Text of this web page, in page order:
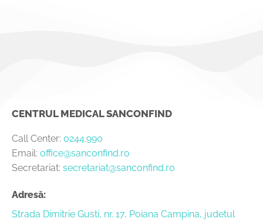
CENTRUL MEDICAL SANCONFIND
Call Center: 0244.990
Email: office@sanconfind.ro
Secretariat: secretariat@sanconfind.ro
Adresă:
Strada Dimitrie Gusti, nr. 17, Poiana Campina, judetul